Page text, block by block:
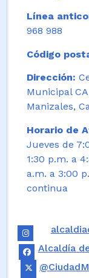
Línea
968 988
Código
Dirección:
Municipal
Manizales,
Horario de
Jueves de
1:30 p.m. a
a.m. a 3:00
continua
Alcaldía